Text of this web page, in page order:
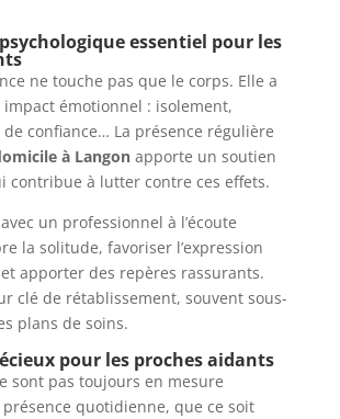
essentiel pour les
ne touche pas que le corps. Elle a
émotionnel : isolement,
confiance… La présence régulière
à Langonapporte un soutien
contribue à lutter contre ces effets.
un professionnel à l’écoute
la solitude, favoriser l’expression
apporter des repères rassurants.
clé de rétablissement, souvent sous-
plans de soins.
pour les proches aidants
sont pas toujours en mesure
présence quotidienne, que ce soit